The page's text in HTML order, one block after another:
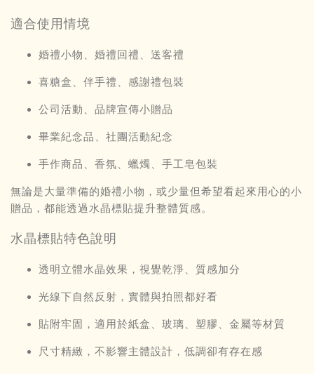
適合使用情境
婚禮小物、婚禮回禮、送客禮
喜糖盒、伴手禮、感謝禮包裝
公司活動、品牌宣傳小贈品
畢業紀念品、社團活動紀念
手作商品、香氛、蠟燭、手工皂包裝
無論是大量準備的婚禮小物，或少量但希望看起來用心的小
贈品，都能透過水晶標貼提升整體質感。
水晶標貼特色說明
透明立體水晶效果，視覺乾淨、質感加分
光線下自然反射，實體與拍照都好看
貼附牢固，適用於紙盒、玻璃、塑膠、金屬等材質
尺寸精緻，不影響主體設計，低調卻有存在感